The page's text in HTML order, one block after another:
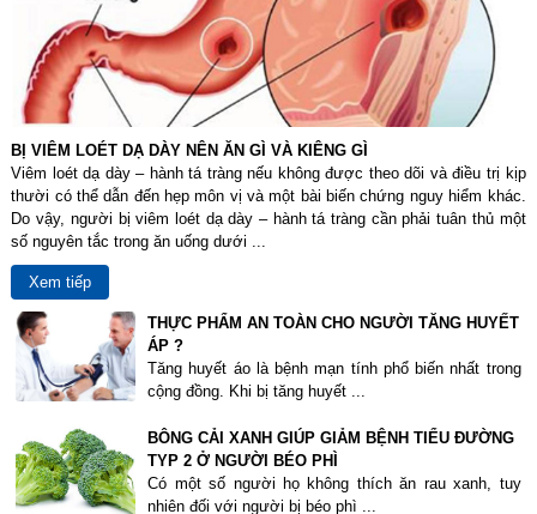
BỊ VIÊM LOÉT DẠ DÀY NÊN ĂN GÌ VÀ KIÊNG GÌ
Viêm loét dạ dày – hành tá tràng nếu không được theo dõi và điều trị kịp
thười có thể dẫn đến hẹp môn vị và một bài biến chứng nguy hiểm khác.
Do vậy, người bị viêm loét dạ dày – hành tá tràng cần phải tuân thủ một
số nguyên tắc trong ăn uống dưới ...
Xem tiếp
THỰC PHẨM AN TOÀN CHO NGƯỜI TĂNG HUYẾT
ÁP ?
Tăng huyết áo là bệnh mạn tính phổ biến nhất trong
cộng đồng. Khi bị tăng huyết ...
BÔNG CẢI XANH GIÚP GIẢM BỆNH TIỂU ĐƯỜNG
TYP 2 Ở NGƯỜI BÉO PHÌ
Có một số người họ không thích ăn rau xanh, tuy
nhiên đối với người bị béo phì ...